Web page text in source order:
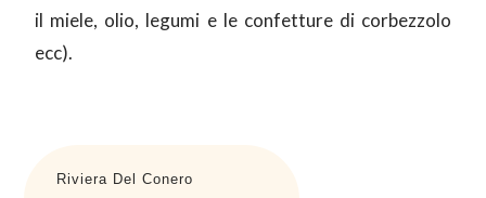
il miele, olio, legumi e le confetture di corbezzolo
ecc).
Riviera Del Conero